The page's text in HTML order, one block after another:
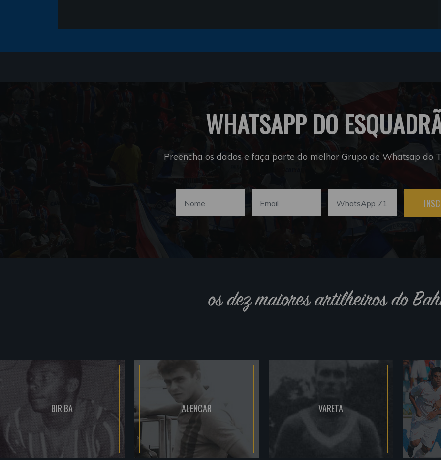
WHATSAPP DO
Preencha os dados e faça parte do melhor Grupo de Whatsap do
os dez maiores artilheiros do
BIRIBA ALENCAR VARETA